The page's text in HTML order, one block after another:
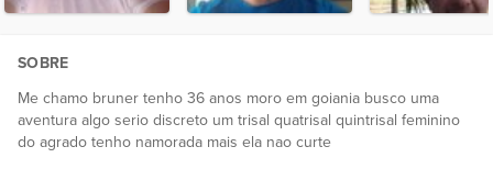
SOBRE
Me chamo bruner tenho 36 anos moro em goiania busco uma
aventura algo serio discreto um trisal quatrisal quintrisal feminino
do agrado tenho namorada mais ela nao curte